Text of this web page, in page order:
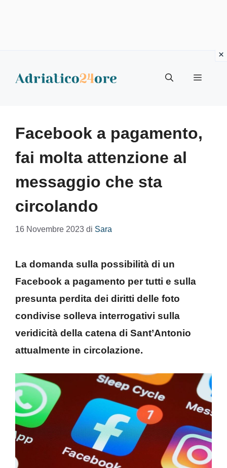
Menu
Facebook a pagamento,
fai molta attenzione al
messaggio che sta
circolando
16 Novembre 2023 di Sara
La domanda sulla possibilità di un
Facebook a pagamento per tutti e sulla
presunta perdita dei diritti delle foto
condivise solleva interrogativi sulla
veridicità della catena di Sant’Antonio
attualmente in circolazione.